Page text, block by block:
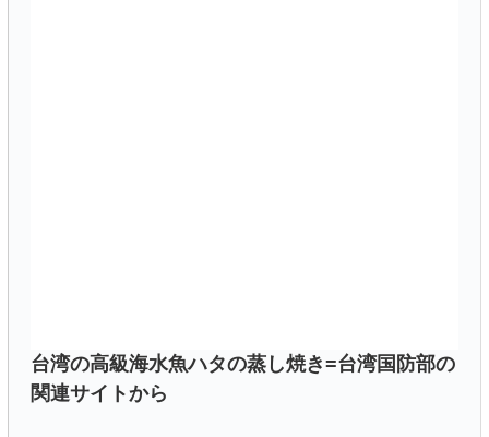
台湾の高級海水魚ハタの蒸し焼き=台湾国防部の
関連サイトから